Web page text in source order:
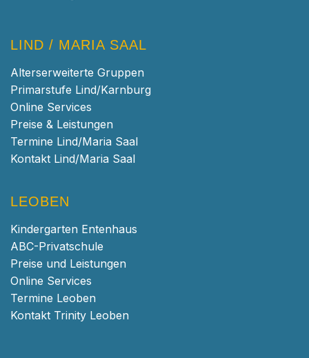
LIND / MARIA SAAL
Alterserweiterte Gruppen
Primarstufe Lind/Karnburg
Online Services
Preise & Leistungen
Termine Lind/Maria Saal
Kontakt Lind/Maria Saal
LEOBEN
Kindergarten Entenhaus
ABC-Privatschule
Preise und Leistungen
Online Services
Termine Leoben
Kontakt Trinity Leoben